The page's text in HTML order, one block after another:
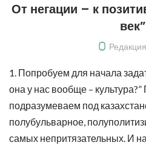
От негации – к
1. Попробуем для начала
она у нас вообще –
подразумеваем под
полубульварное,
самых непритязательных. И